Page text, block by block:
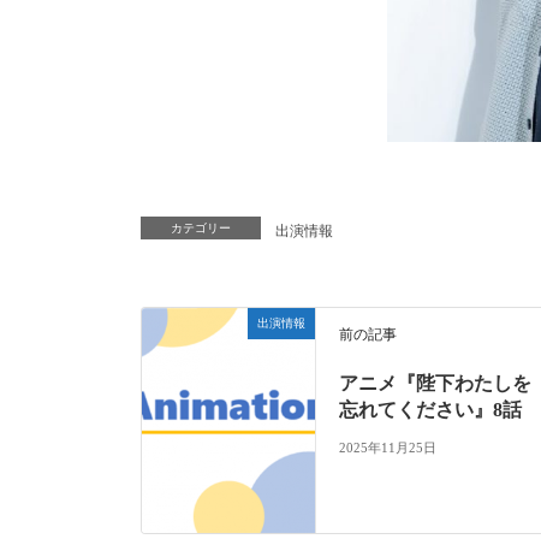
カテゴリー 出演情報
出演情報
前の記事
アニメ『陛下わたしを
忘れてください』8話
2025年11月25日